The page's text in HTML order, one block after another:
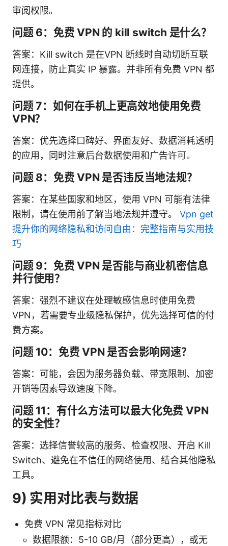
审阅权限。
问题 6：免费 VPN 的 kill switch 是什么？
答案：Kill switch 是在VPN 断线时自动切断互联
网连接，防止真实 IP 暴露。并非所有免费 VPN 都
提供。
问题 7：如何在手机上更高效地使用免费
VPN？
答案：优先选择口碑好、界面友好、数据消耗透明
的应用，同时注意后台数据使用和广告许可。
问题 8：免费 VPN 是否违反当地法规？
答案：在某些国家和地区，使用 VPN 可能有法律
限制，请在使用前了解当地法规并遵守。 Vpn get
提升你的网络隐私和访问自由：完整指南与实用技
巧
问题 9：免费 VPN 是否能与商业机密信息
并行使用？
答案：强烈不建议在处理敏感信息时使用免费
VPN，若需要专业级隐私保护，优先选择可信的付
费方案。
问题 10：免费 VPN 是否会影响网速？
答案：可能，会因为服务器负载、带宽限制、加密
开销等因素导致速度下降。
问题 11：有什么方法可以最大化免费 VPN
的安全性？
答案：选择信誉较高的服务、检查权限、开启 Kill
Switch、避免在不信任的网络使用、结合其他隐私
工具。
9) 实用对比表与数据
免费 VPN 常见指标对比
数据限额：5-10 GB/月（部分更高），或无